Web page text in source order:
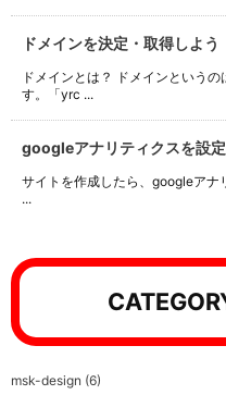
ドメインを決定・取得しよう
ドメインとは？ ドメインという
す。「yrc ...
googleアナリティクスを設定
サイトを作成したら、googleアナ
...
msk-design (6)